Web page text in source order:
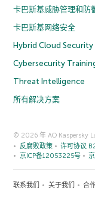
卡巴斯基威胁管理和防
卡巴斯基网络安全
Hybrid Cloud Security
Cybersecurity
Threat Intelligence
所有解决方案
© 2026 年 AO Kaspersky
反腐败政策
许可协议
京ICP备12053225号
联系我们 关于我们 合